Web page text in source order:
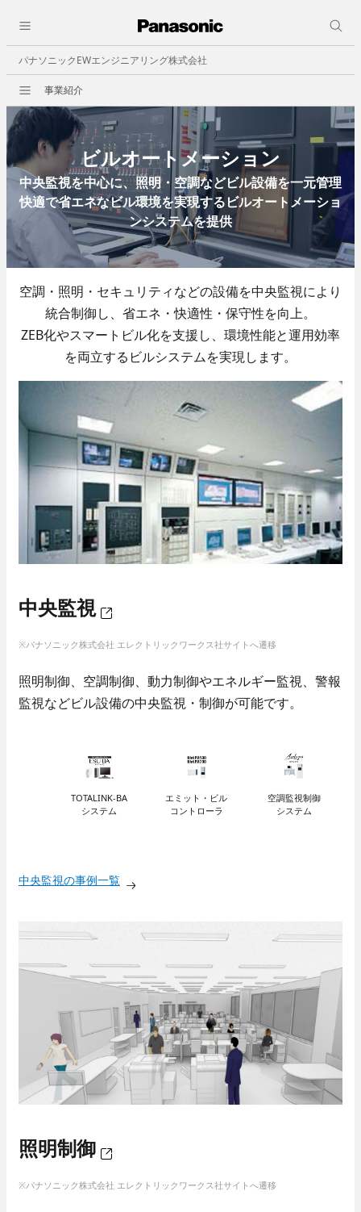
パナソニックEWエンジニアリング株式会社
事業紹介
ビルオートメーション
中央監視を中心に、照明・空調などビル設備を一元管理
快適で省エネなビル環境を実現するビルオートメーショ
ンシステムを提供
空調・照明・セキュリティなどの設備を中央監視により
統合制御し、省エネ・快適性・保守性を向上。
ZEB化やスマートビル化を支援し、環境性能と運用効率
を両立するビルシステムを実現します。
中央監視
※パナソニック株式会社 エレクトリックワークス社サイトへ遷移
照明制御、空調制御、動力制御やエネルギー監視、警報
監視などビル設備の中央監視・制御が可能です。
TOTALINK-BA
システム
エミット・ビル
コントローラ
空調監視制御
システム
中央監視の事例一覧
照明制御
※パナソニック株式会社 エレクトリックワークス社サイトへ遷移
close
会社情報
会社概要
ビジョン
事業所一覧
決算公告
事業紹介
ビルオートメーション
- 照明制御
- ビル空調自動制御機器
- 省エネその他
- 入退室管理
- 防犯カメラ
エンターテインメント
- 調光
- 野球場スコアボード
- 大型映像
- AV音響機器
エネルギーマネジメント
- 太陽光発電システム
カスタマーサービス
- 緊急対応
- 職種紹介
- 先輩社員インタビュー
事務系総合職
- 数字で見るパナソニック
EWエンジニアリング
- 福利厚生・各種制度
- 当社のビジネス
募集要項
- 新卒採用
close
人と仕事
職種紹介
先輩社員インタビュー
技術系総合職
先輩社員インタビュー
働く環境
数字で見るパナソニック
福利厚生・各種制度